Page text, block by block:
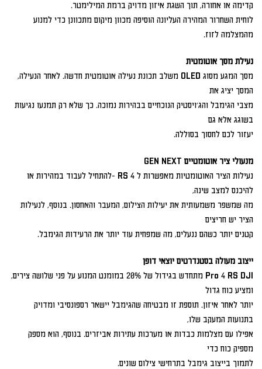
קדימה או אחורה, תוך השגת איזון מדויק ברמת המילימטר.
לוחית השחרור המהירה העליונה הוסיפה מכוון מיקום מתכוונן כדי למנוע
מהמצלמה לזוז.
נעילת מסך אוטומטית
מסך המגע מסוג OLED משלב תכונת נעילה אוטומטית חדשה. לאחר הנעילה,
המסך יציג את
מצבי הגימבל והג'ויסטיק הנוכחיים בבהירות נמוכה. כך שלא רק תמנעו נגיעות
בשוגג אלא גם
יעזור לכם לחסוך בסוללה.
מנעולי ציר אוטומטיים GEN NEXT
נעילות הציר האוטומטיות מאפשרות ל 4 RS -להתחיל לעבוד במהירות או
להיכנס למצב שינה,
מה שמשפר משמעותית את יעילות הצילום, המעבר והאחסון. בנוסף, לנעילות
הציר יש חריצים
קטנים יותר כשהם ננעלים, מה שמפחית עוד יותר את הרעידות הגימבל.
ייצוב מעולה בסטנדרטים יוצאי דופן
Pro 4 RS DJI מתחדש בגידול של 20% במומנט המנוע על פני שלושה צירים,
ומציע כוח גדול
יותר לאחר איזון. תוספת זו מבטיחה שהגימבל יישאר רספונסיבי ומדויק
בתנועות המעקב שלו,
אפילו עם מצלמות כבדות או מערכות עתירות אביזרים. בנוסף, הוא מספק
מספיק כוח כדי
לתמוך בייצוב גימבל בתרחישי צילום שונים.